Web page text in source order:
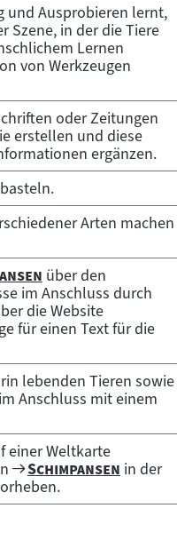
und Ausprobieren lernt,
Szene, in der die Tiere
Lernen
von Werkzeugen
oder Zeitungen
erstellen und diese
ergänzen.
Arten machen
"über den
im Anschluss durch
die Website
für einen Text für die
lebenden Tieren sowie
Anschluss mit einem
einer Weltkarte
Zum
Filmarchiv:
"
Schimpansen"in der